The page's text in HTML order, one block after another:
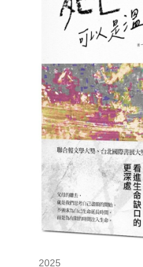
2025